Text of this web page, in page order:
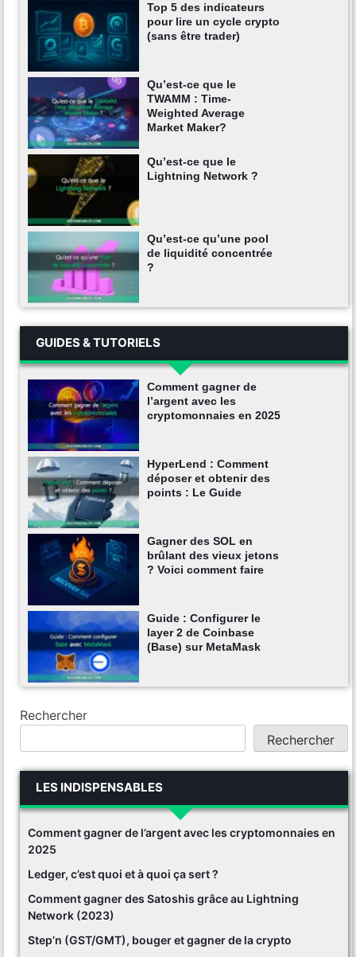
Top 5 des indicateurs
pour lire un cycle crypto
(sans être trader)
Qu’est-ce que le
TWAMM : Time-
Weighted Average
Market Maker?
Qu’est-ce que le
Lightning Network ?
Qu’est-ce qu’une pool
de liquidité concentrée
?
GUIDES & TUTORIELS
Comment gagner de
l’argent avec les
cryptomonnaies en 2025
HyperLend : Comment
déposer et obtenir des
points : Le Guide
Gagner des SOL en
brûlant des vieux jetons
? Voici comment faire
Guide : Configurer le
layer 2 de Coinbase
(Base) sur MetaMask
Rechercher
Rechercher
LES INDISPENSABLES
Comment gagner de l’argent avec les cryptomonnaies en
2025
Ledger, c’est quoi et à quoi ça sert ?
Comment gagner des Satoshis grâce au Lightning
Network (2023)
Step’n (GST/GMT), bouger et gagner de la crypto